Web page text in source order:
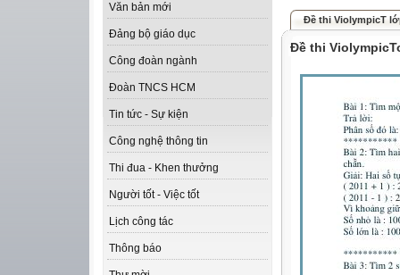
Văn bản mới
Đảng bộ giáo dục
Công đoàn ngành
Đoàn TNCS HCM
Tin tức - Sự kiện
Công nghệ thông tin
Thi đua - Khen thưởng
Người tốt - Việc tốt
Lịch công tác
Thông báo
Đề thi ViolympicT
Đề thi